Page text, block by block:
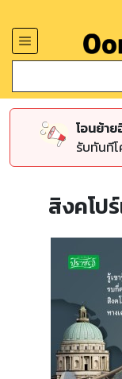
โอนย้า
รับทันที
สิงคโป